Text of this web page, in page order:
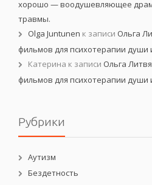
хорошо — воодушевляющее
травмы.
Olga Juntunen к записи Ольга
фильмов для психотерапии души
Катерина к записи Ольга
фильмов для психотерапии души
Рубрики
Аутизм
Бездетность